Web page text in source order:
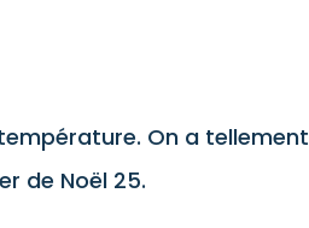
On a tellement
de Noël 25.